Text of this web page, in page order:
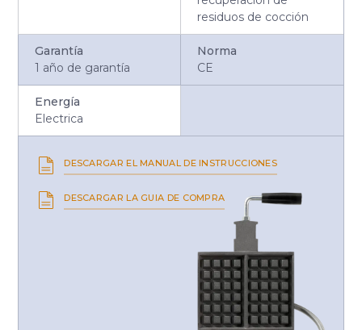
residuos de cocción
Garantía
1 año de garantía
Norma
CE
Energía
Electrica
DESCARGAR EL MANUAL DE INSTRUCCIONES
DESCARGAR LA GUIA DE COMPRA